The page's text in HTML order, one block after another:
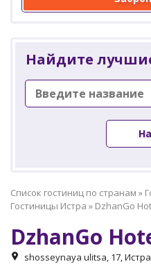
Найдите
Список гостиниц по странам »
Гостиницы Истра » DzhanGo
DzhanGo
shosseynaya ulitsa, 17, Истра